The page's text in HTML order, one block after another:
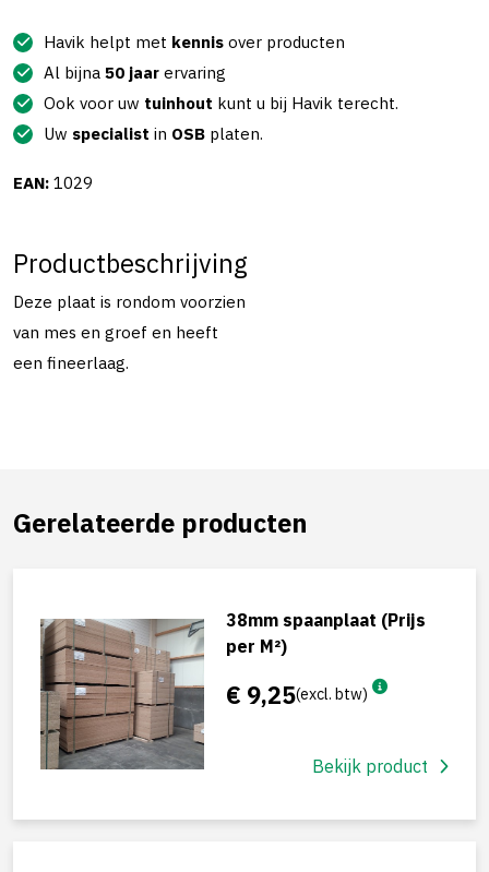
Havik helpt met kennis over producten
Al bijna 50 jaar ervaring
Ook voor uw tuinhout kunt u bij Havik terecht.
Uw specialist in OSB platen.
EAN: 1029
Productbeschrijving
Deze plaat is rondom voorzien
van mes en groef en heeft
een fineerlaag.
Gerelateerde producten
38mm spaanplaat (Prijs
per M²)
€ 9,25(excl. btw)
Bekijk product